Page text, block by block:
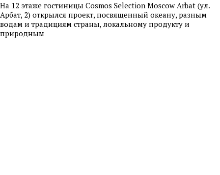
На 12 этаже гостиницы Cosmos Selection Moscow Arbat (ул.
Арбат, 2) открылся проект, посвященный океану, разным
водам и традициям страны, локальному продукту и
природным